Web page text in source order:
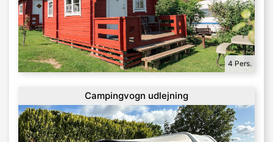
4 Pers.
Campingvogn udlejning